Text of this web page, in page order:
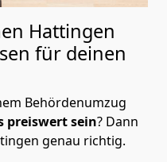
Hattingen
für deinen
Behördenumzug
preiswertsein? Dann
genau richtig.